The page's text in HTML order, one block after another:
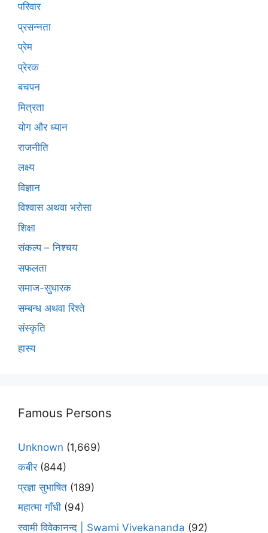
परिवार
प्रसन्नता
प्रेम
प्रेरक
बचपन
मित्रता
योग और ध्यान
राजनीति
लक्ष्य
विज्ञान
विश्वास अथवा भरोसा
शिक्षा
संकल्प – निश्चय
सफलता
समाज-सुधारक
सम्बन्ध अथवा रिश्ते
संस्कृति
हास्य
Famous Persons
Unknown (1,669)
कबीर(844)
प्रज्ञा सुभाषित (189)
महात्मा गाँधी (94)
स्वामी विवेकानन्द | Swami Vivekananda (92)